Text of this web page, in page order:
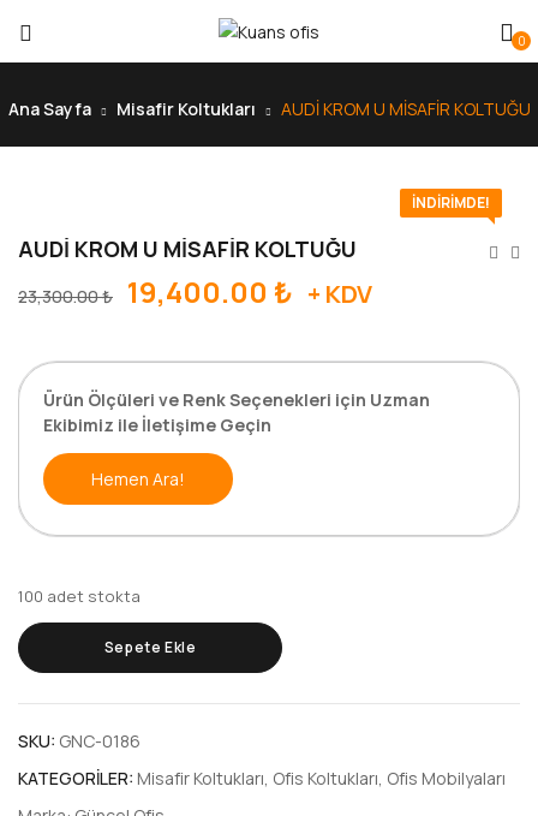
0
Ana Sayfa Misafir Koltukları AUDİ KROM U MİSAFİR KOLTUĞU
İNDIRIMDE!
AUDİ KROM U MİSAFİR KOLTUĞU
23,300.00₺ 19,400.00 ₺ + KDV
Ürün Ölçüleri ve Renk Seçenekleri için Uzman
Ekibimiz ile İletişime Geçin
Hemen Ara!
100 adet stokta
Sepete Ekle
SKU: GNC-0186
KATEGORILER: Misafir Koltukları, Ofis Koltukları, Ofis Mobilyaları